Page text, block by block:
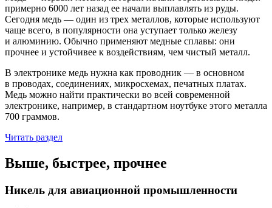
примерно 6000 лет назад ее начали выплавлять из руды.
Сегодня медь — один из трех металлов, которые используют
чаще всего, в популярности она уступает только железу
и алюминию. Обычно применяют медные сплавы: они
прочнее и устойчивее к воздействиям, чем чистый металл.
В электронике медь нужна как проводник — в основном
в проводах, соединениях, микросхемах, печатных платах.
Медь можно найти практически во всей современной
электронике, например, в стандартном ноутбуке этого металла
700 граммов.
Читать раздел
Выше, быстрее, прочнее
Никель для авиационной промышленности